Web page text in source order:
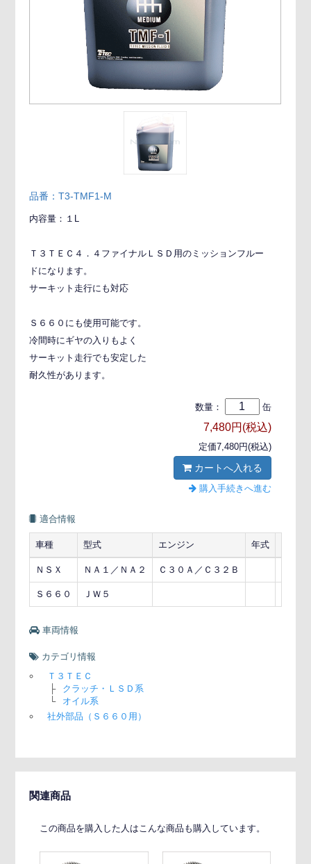
品番：T3-TMF1-M
内容量：１L
Ｔ３ＴＥＣ４．４ファイナルＬＳＤ用のミッションフルー
ドになります。
サーキット走行にも対応
Ｓ６６０にも使用可能です。
冷間時にギヤの入りもよく
サーキット走行でも安定した
耐久性があります。
数量： 缶
7,480円(税込)
定価7,480円(税込)
カートへ入れる
購入手続きへ進む
適合情報
車種 型式 エンジン 年式
ＮＳＸ ＮＡ１／ＮＡ２ Ｃ３０Ａ／Ｃ３２Ｂ
Ｓ６６０ ＪＷ５
車両情報
カテゴリ情報
Ｔ３ＴＥＣ
├
クラッチ・ＬＳＤ系
└
オイル系
社外部品（Ｓ６６０用）
関連商品
この商品を購入した人はこんな商品も購入しています。